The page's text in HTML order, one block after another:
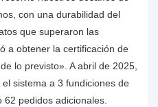
con una durabilidad del
que superaron las
a obtener la certificación de
lo previsto». A abril de 2025,
sistema a 3 fundiciones de
62 pedidos adicionales.